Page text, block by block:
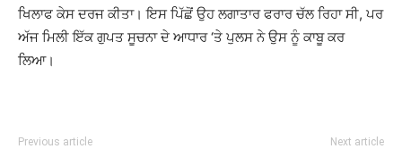
ਖਿਲਾਫ ਕੇਸ ਦਰਜ ਕੀਤਾ। ਇਸ ਪਿੱਛੋਂ ਉਹ ਲਗਾਤਾਰ ਫਰਾਰ ਚੱਲ ਰਿਹਾ ਸੀ, ਪਰ
ਅੱਜ ਮਿਲੀ ਇੱਕ ਗੁਪਤ ਸੂਚਨਾ ਦੇ ਆਧਾਰ ‘ਤੇ ਪੁਲਸ ਨੇ ਉਸ ਨੂੰ ਕਾਬੂ ਕਰ
ਲਿਆ।
Previous article Next article